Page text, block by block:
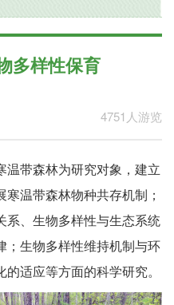
多样性保育
4751人游览
带森林为研究对象，建立
温带森林物种共存机制；
系、生物多样性与生态系统
；生物多样性维持机制与环
适应等方面的科学研究。